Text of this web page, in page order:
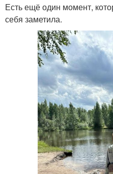
Есть ещё один момент,
себя заметила.